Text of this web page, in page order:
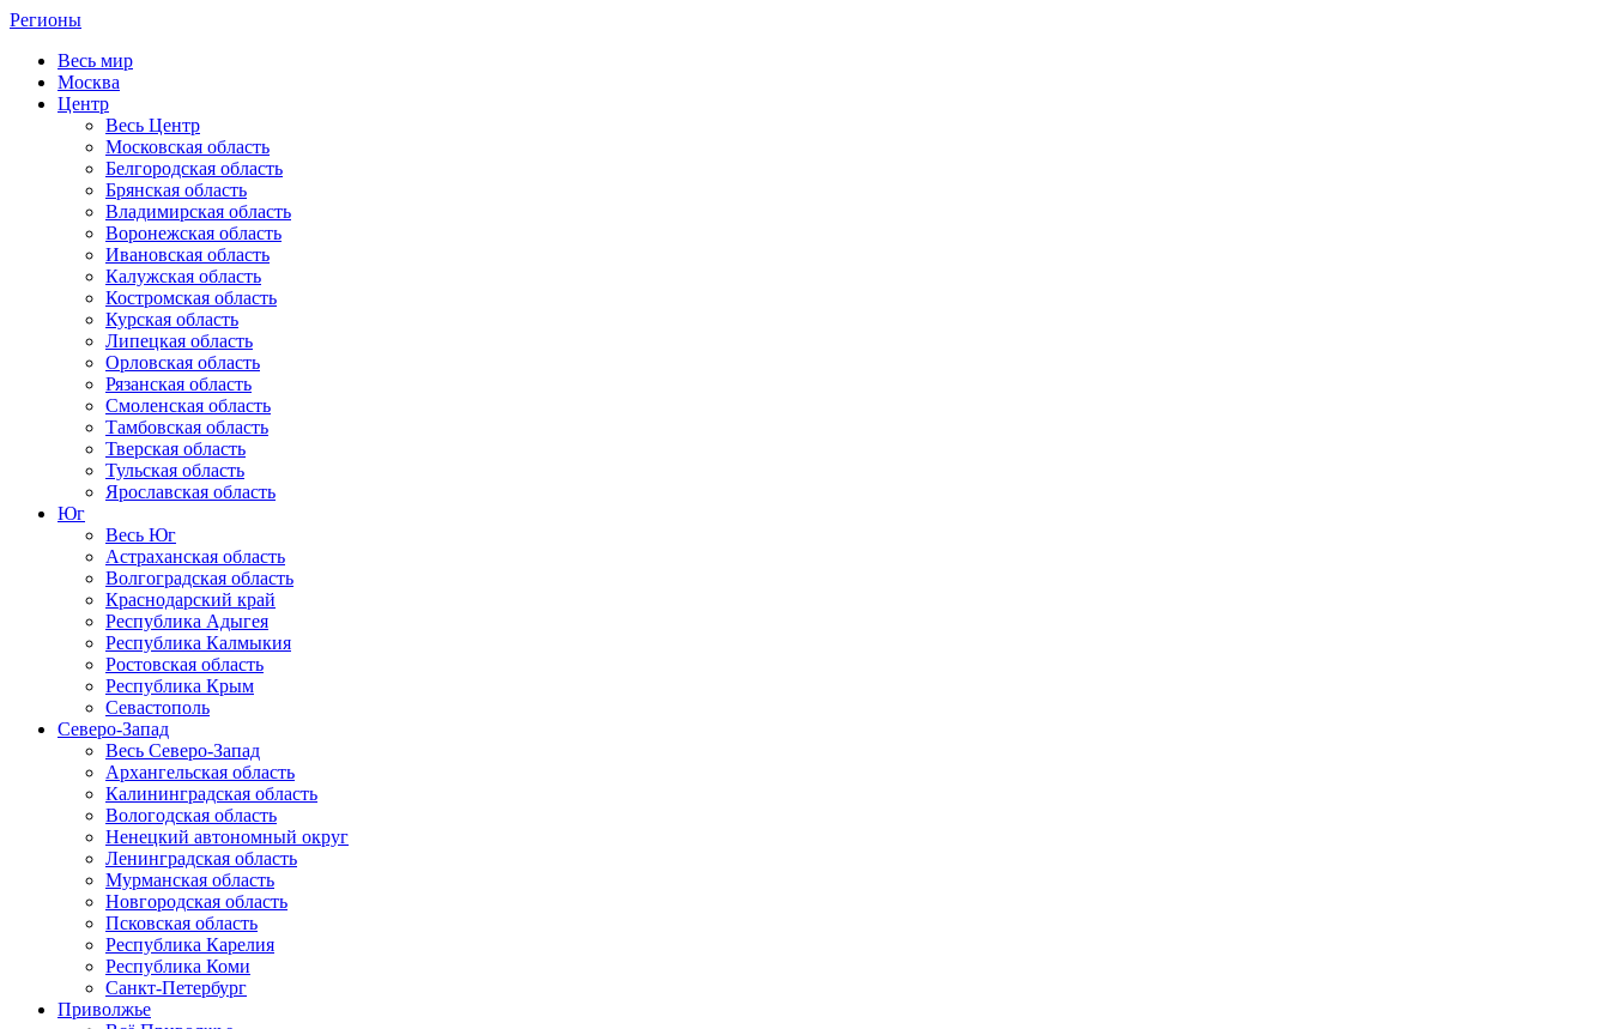
Регионы
Весь мир
Москва
Центр
Весь Центр
Московская область
Белгородская область
Брянская область
Владимирская область
Воронежская область
Ивановская область
Калужская область
Костромская область
Курская область
Липецкая область
Орловская область
Рязанская область
Смоленская область
Тамбовская область
Тверская область
Тульская область
Ярославская область
Юг
Весь Юг
Астраханская область
Волгоградская область
Краснодарский край
Республика Адыгея
Республика Калмыкия
Ростовская область
Республика Крым
Севастополь
Северо-Запад
Весь Северо-Запад
Архангельская область
Калининградская область
Вологодская область
Ненецкий автономный округ
Ленинградская область
Мурманская область
Новгородская область
Псковская область
Республика Карелия
Республика Коми
Санкт-Петербург
Приволжье